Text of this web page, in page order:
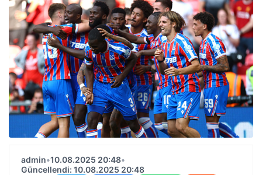
admin•10.08.2025 20:48•
Güncellendi: 10.08.2025 20:48